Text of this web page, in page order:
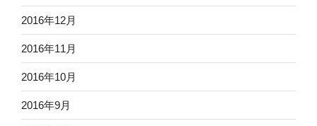
2016年12月
2016年11月
2016年10月
2016年9月